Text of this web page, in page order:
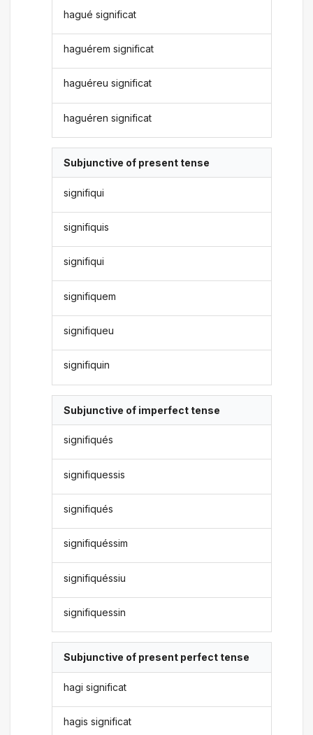
hagué significat
haguérem significat
haguéreu significat
haguéren significat
Subjunctive of present tense
signifiqui
signifiquis
signifiqui
signifiquem
signifiqueu
signifiquin
Subjunctive of imperfect tense
signifiqués
signifiquessis
signifiqués
signifiquéssim
signifiquéssiu
signifiquessin
Subjunctive of present perfect tense
hagi significat
hagis significat